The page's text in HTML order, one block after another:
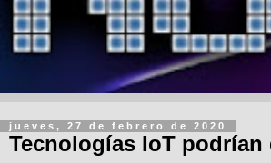
jueves, 27 de febrero de 2020
Tecnologías IoT